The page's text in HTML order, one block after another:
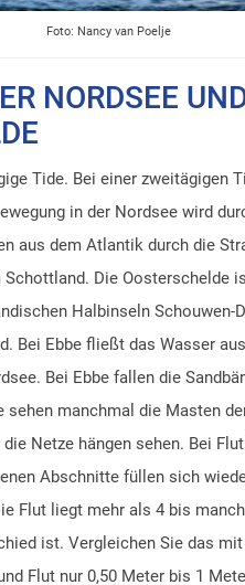
Foto: Nancy van Poelje
NORDSEE
Tide. Bei einer zweitägigen
in der Nordsee wird
aus dem Atlantik durch die
Die Oosterschelde
Halbinseln Schouwen-
Bei Ebbe fließt das Wasser
Bei Ebbe fallen die
sehen manchmal die Masten
Netze hängen sehen. Bei
Abschnitte füllen sich
Flut liegt mehr als 4 bis
ist. Vergleichen Sie das
Flut nur 0,50 Meter bis 1